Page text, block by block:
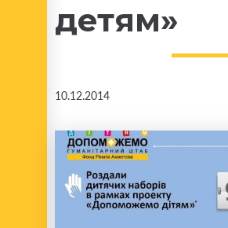
детям»
10.12.2014